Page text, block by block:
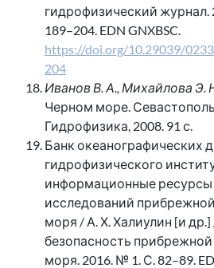
гидрофизический журнал.
189–204. EDN GNXBSC.
https://doi.org/10.29039/
204
Иванов В. А., Михайлова Э.
Черном море.
Гидрофизика, 2008. 91 с.
Банк океанографических
гидрофизического
информационные
исследований
моря / А. Х. Халиулин [и
безопасность
моря. 2016. № 1. С. 82–89.